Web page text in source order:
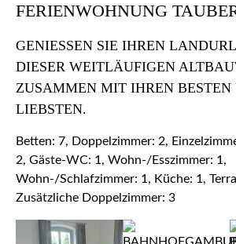
FERIENWOHNUNG
GENIESSEN SIE IHREN
IESER WEITLÄUFIGEN
USAMMEN MIT IHREN BESTEN
IEBSTEN.
Betten: 7, Doppelzimmer: 2,
2, Gäste-WC: 1, Wohn-/Esszimmer: 1,
Wohn-/Schlafzimmer: 1, Küche: 1,
Zusätzliche Doppelzimmer: 3